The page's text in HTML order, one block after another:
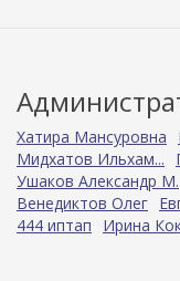
Хатира Мансуровна
Мидхатов Ильхам...
Ушаков Александр М.
Венедиктов Олег
444 иптап
Ирина